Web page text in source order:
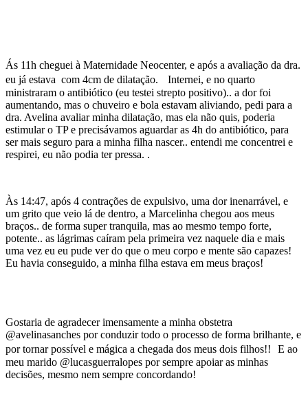
Ás 11h cheguei à Maternidade Neocenter, e após a avaliação da dra.
eu já estava com 4cm de dilatação. Internei, e no quarto
ministraram o antibiótico (eu testei strepto positivo).. a dor foi
aumentando, mas o chuveiro e bola estavam aliviando, pedi para a
dra. Avelina avaliar minha dilatação, mas ela não quis, poderia
estimular o TP e precisávamos aguardar as 4h do antibiótico, para
ser mais seguro para a minha filha nascer.. entendi me concentrei e
respirei, eu não podia ter pressa. .
Às 14:47, após 4 contrações de expulsivo, uma dor inenarrável, e
um grito que veio lá de dentro, a Marcelinha chegou aos meus
braços.. de forma super tranquila, mas ao mesmo tempo forte,
potente.. as lágrimas caíram pela primeira vez naquele dia e mais
uma vez eu eu pude ver do que o meu corpo e mente são capazes!
Eu havia conseguido, a minha filha estava em meus braços!
Gostaria de agradecer imensamente a minha obstetra
@avelinasanches por conduzir todo o processo de forma brilhante, e
por tornar possível e mágica a chegada dos meus dois filhos!! E ao
meu marido @lucasguerralopes por sempre apoiar as minhas
decisões, mesmo nem sempre concordando!